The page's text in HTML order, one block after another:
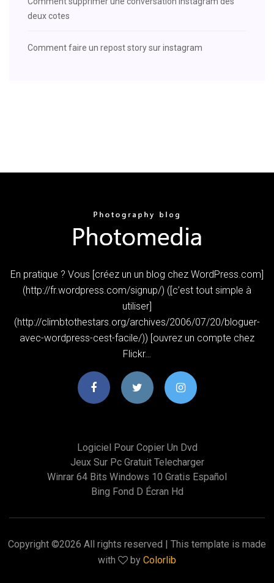
deux cotes
Comment faire un repost story sur instagram
En pratique ? Vous [créez un un blog chez WordPress.com]
(http://fr.wordpress.com/signup/) ([c’est tout simple à
utiliser]
(http://climbtothestars.org/archives/2006/07/20/bloguer-
avec-wordpress-cest-facile/)) [ouvrez un compte chez
Flickr…
Logiciel Pour Copier Un Dvd
Jeux Sur Pc Gratuit Telecharger
Winrar 64 Bits Windows 10 Gratis Español
Bing Fond D Écran Hd
Copyright ©2026 All rights reserved | This template is made
with
by Colorlib